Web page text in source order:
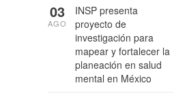
INSP presenta
proyecto de
investigación para
mapear y fortalecer la
planeación en salud
mental en México
03
AGO